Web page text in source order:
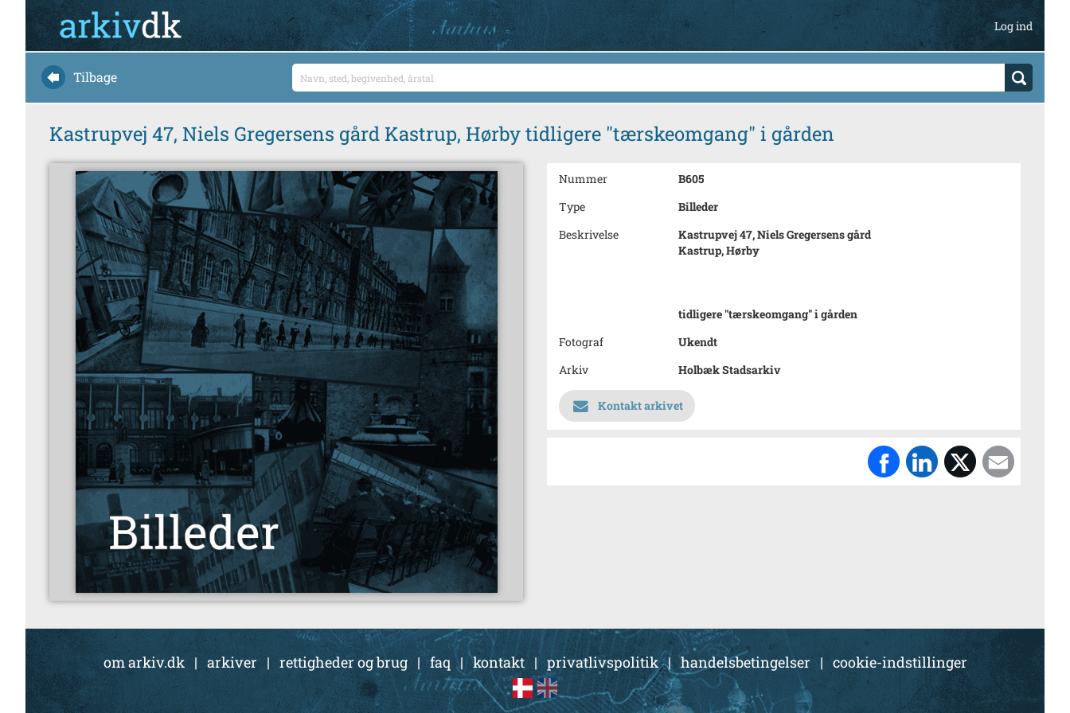
Log ind
Tilbage
Kastrupvej 47, Niels Gregersens gård Kastrup, Hørby tidligere "tærskeomgang" i gården
Nummer
B605
Type
Billeder
Beskrivelse
Kastrupvej 47, Niels Gregersens gård
Kastrup, Hørby
tidligere "tærskeomgang" i gården
Fotograf
Ukendt
Arkiv
Holbæk Stadsarkiv
Kontakt arkivet
om arkiv.dk | arkiver| rettigheder og brug|faq |kontakt| privatlivspolitik|handelsbetingelser | cookie-indstillinger